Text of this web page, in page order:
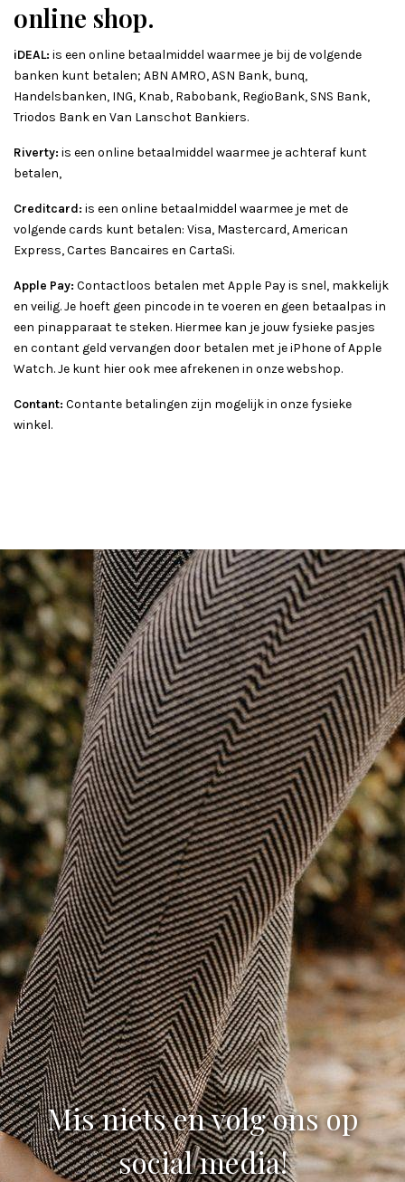
online shop.
iDEAL: is een online betaalmiddel waarmee je bij de volgende
banken kunt betalen; ABN AMRO, ASN Bank, bunq,
Handelsbanken, ING, Knab, Rabobank, RegioBank, SNS Bank,
Triodos Bank en Van Lanschot Bankiers.
Riverty: is een online betaalmiddel waarmee je achteraf kunt
betalen,
Creditcard: is een online betaalmiddel waarmee je met de
volgende cards kunt betalen: Visa, Mastercard, American
Express, Cartes Bancaires en CartaSi.
Apple Pay: Contactloos betalen met Apple Pay is snel, makkelijk
en veilig. Je hoeft geen pincode in te voeren en geen betaalpas in
een pinapparaat te steken. Hiermee kan je jouw fysieke pasjes
en contant geld vervangen door betalen met je iPhone of Apple
Watch. Je kunt hier ook mee afrekenen in onze webshop.
Contant: Contante betalingen zijn mogelijk in onze fysieke
winkel.
Mis niets en volg ons op
social media!